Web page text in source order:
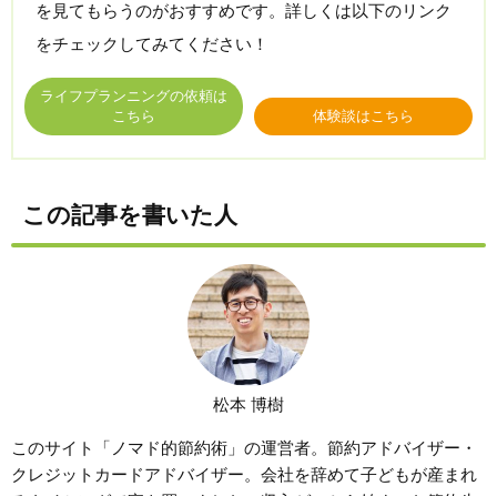
を見てもらうのがおすすめです。詳しくは以下のリンク
をチェックしてみてください！
ライフプランニングの依頼は
こちら
体験談はこちら
この記事を書いた人
松本 博樹
このサイト「ノマド的節約術」の運営者。節約アドバイザー・
クレジットカードアドバイザー。会社を辞めて子どもが産まれ